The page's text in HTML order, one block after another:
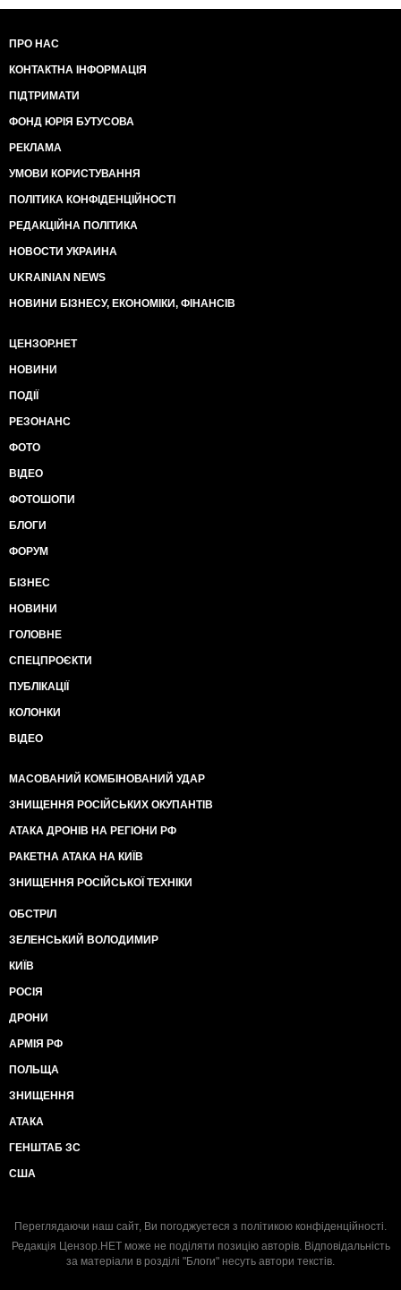
ПРО НАС
КОНТАКТНА ІНФОРМАЦІЯ
ПІДТРИМАТИ
ФОНД ЮРІЯ БУТУСОВА
РЕКЛАМА
УМОВИ КОРИСТУВАННЯ
ПОЛІТИКА КОНФІДЕНЦІЙНОСТІ
РЕДАКЦІЙНА ПОЛІТИКА
НОВОСТИ УКРАИНА
UKRAINIAN NEWS
НОВИНИ БІЗНЕСУ, ЕКОНОМІКИ, ФІНАНСІВ
ЦЕНЗОР.НЕТ
НОВИНИ
ПОДІЇ
РЕЗОНАНС
ФОТО
ВІДЕО
ФОТОШОПИ
БЛОГИ
ФОРУМ
БІЗНЕС
НОВИНИ
ГОЛОВНЕ
СПЕЦПРОЄКТИ
ПУБЛІКАЦІЇ
КОЛОНКИ
ВІДЕО
МАСОВАНИЙ КОМБІНОВАНИЙ УДАР
ЗНИЩЕННЯ РОСІЙСЬКИХ ОКУПАНТІВ
АТАКА ДРОНІВ НА РЕГІОНИ РФ
РАКЕТНА АТАКА НА КИЇВ
ЗНИЩЕННЯ РОСІЙСЬКОЇ ТЕХНІКИ
ОБСТРІЛ
ЗЕЛЕНСЬКИЙ ВОЛОДИМИР
КИЇВ
РОСІЯ
ДРОНИ
АРМІЯ РФ
ПОЛЬЩА
ЗНИЩЕННЯ
АТАКА
ГЕНШТАБ ЗС
США
Переглядаючи наш сайт, Ви погоджуєтеся з політикою конфіденційності.
Редакція Цензор.НЕТ може не поділяти позицію авторів. Відповідальність
за матеріали в розділі "Блоги" несуть автори текстів.